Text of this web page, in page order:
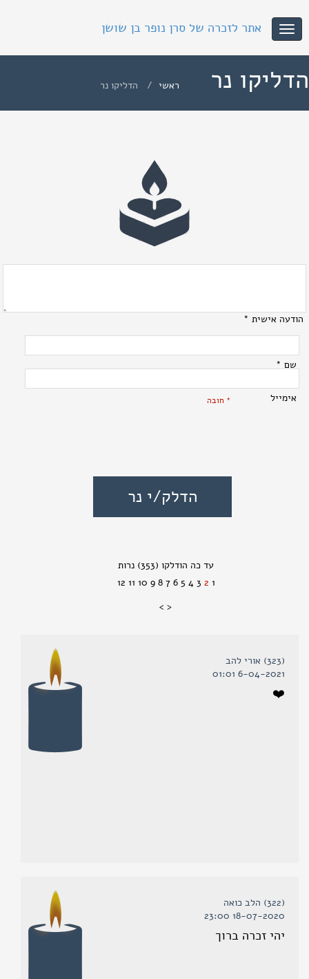
Toggle
navigation
אתר לזכרה של סרן נופר בן שושן
הדליקו נר ראשי הדליקו נר
שם *
אימייל
הודעה אישית *
* חובה
(353)
1
2
3
4
5
6
7
8
9
10
11
12
<
>
(323) אורי להב
6-04-2021 01:01
❤️
(322) הלב כואה
18-07-2020 23:00
יהי זכרה ברוך